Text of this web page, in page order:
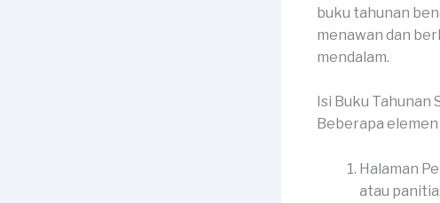
buku tahunan
menawan dan
mendalam.
Isi Buku Tahunan
Beberapa
Halaman
atau panitia.